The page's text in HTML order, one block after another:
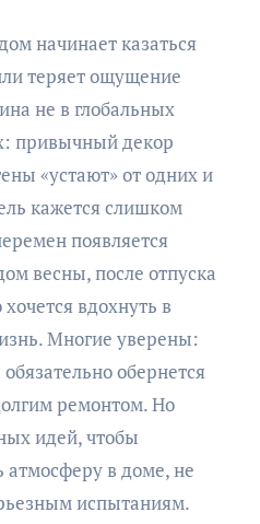
начинает казаться
теряет ощущение
не в глобальных
привычный декор
«устают» от одних и
кажется слишком
появляется
весны, после отпуска
вдохнуть в
Многие уверены:
обернется
ремонтом. Но
идей, чтобы
атмосферу в доме, не
испытаниям.